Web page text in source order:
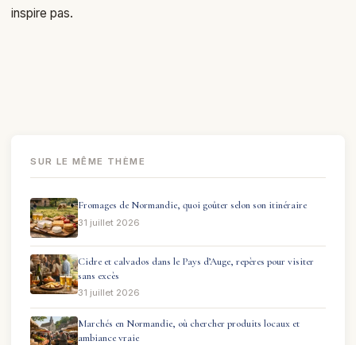
inspire pas.
SUR LE MÊME THÈME
Fromages de Normandie, quoi goûter selon son itinéraire
31 juillet 2026
Cidre et calvados dans le Pays d’Auge, repères pour visiter
sans excès
31 juillet 2026
Marchés en Normandie, où chercher produits locaux et
ambiance vraie